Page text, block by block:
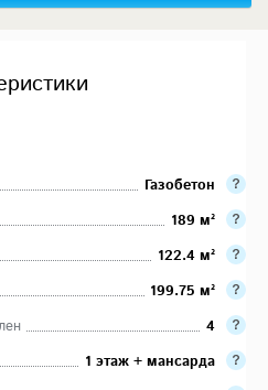
Газобетон
189 м²
122.4 м²
199.75 м²
4
1 этаж + мансарда